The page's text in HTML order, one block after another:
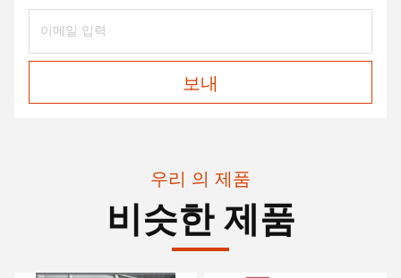
보내
우리 의 제품
비슷한 제품